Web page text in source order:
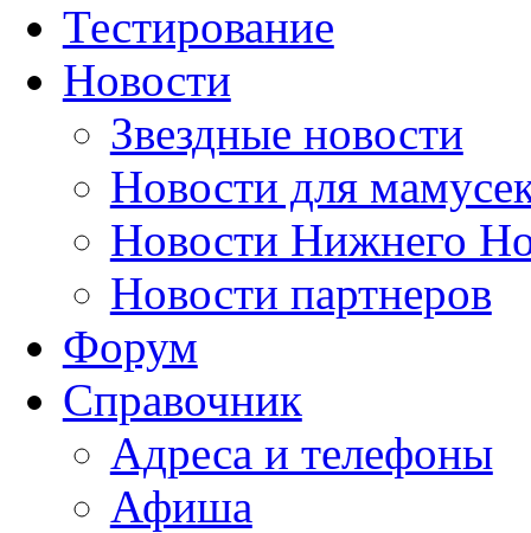
Тестирование
Новости
Звездные новости
Новости для
Новости Нижнего
Новости партнеров
Форум
Справочник
Адреса и телефоны
Афиша